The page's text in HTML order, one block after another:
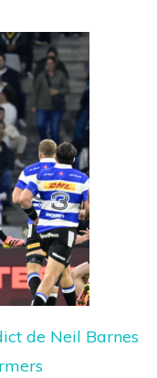
de Neil Barnes